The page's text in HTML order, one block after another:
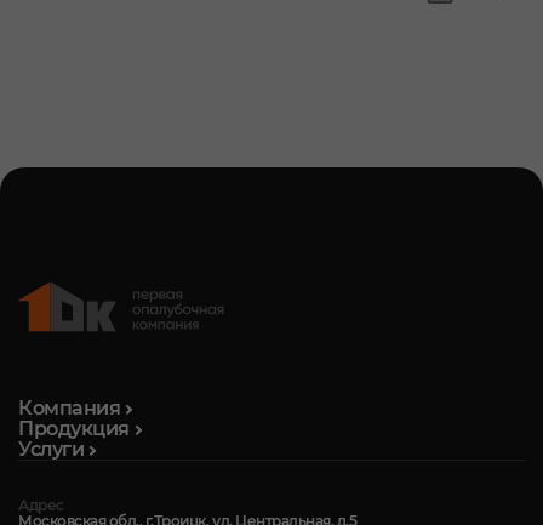
Компания
Продукция
Услуги
Адрес
Московская обл., г.Троицк, ул. Центральная, д.5